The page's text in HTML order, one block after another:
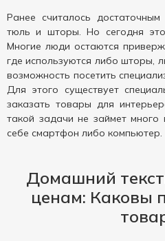
Ранее считалось
тюль и шторы. Но сегодня
Многие люди остаются
где используются либо шторы,
возможность посетить
Для этого существует
заказать товары для
такой задачи не займет
себе смартфон либо компьютер.
Домашний
ценам: Каковы